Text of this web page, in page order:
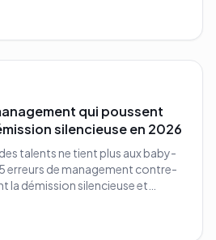
qui poussent
silencieuse en 2026
talents ne tient plus aux baby-
erreurs de management contre-
la démission silencieuse et